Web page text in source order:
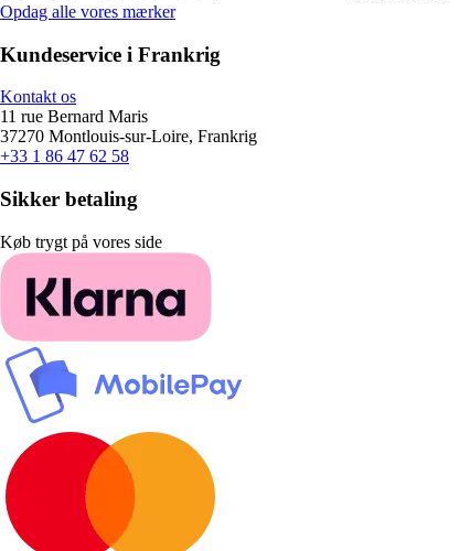
Opdag alle vores mærker
Kundeservice i Frankrig
Kontakt os
11 rue Bernard Maris
37270 Montlouis-sur-Loire, Frankrig
+33 1 86 47 62 58
Sikker betaling
Køb trygt på vores side